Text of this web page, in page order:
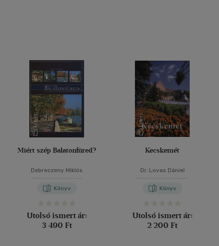
Miért szép Balatonfüred?
Debreczeny Miklós
Könyv
Utolsó ismert ár:
3 490 Ft
Kecskemét
Dr. Lovas Dániel
Könyv
Utolsó ismert ár:
2 200 Ft